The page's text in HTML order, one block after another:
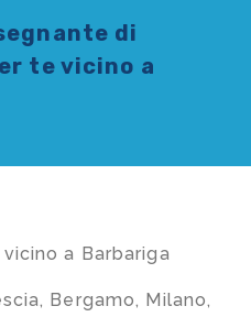
di
te vicino a
a Barbariga
Bergamo, Milano,